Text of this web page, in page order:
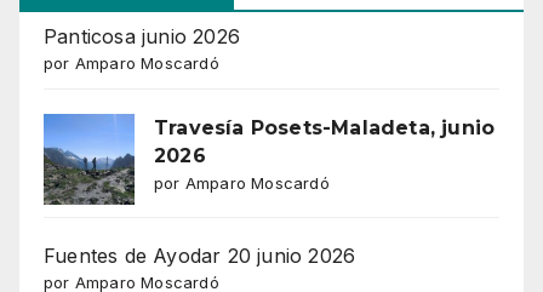
Panticosa junio 2026
por Amparo Moscardó
Travesía Posets-Maladeta, junio
2026
por Amparo Moscardó
Fuentes de Ayodar 20 junio 2026
por Amparo Moscardó